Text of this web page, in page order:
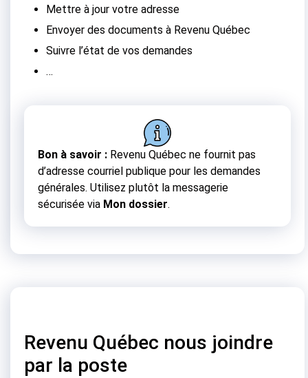
Mettre à jour votre adresse
Envoyer des documents à Revenu Québec
Suivre l’état de vos demandes
…
Bon à savoir : Revenu Québec ne fournit pas
d’adresse courriel publique pour les demandes
générales. Utilisez plutôt la messagerie
sécurisée via Mon dossier.
Revenu Québec nous joindre
par la poste